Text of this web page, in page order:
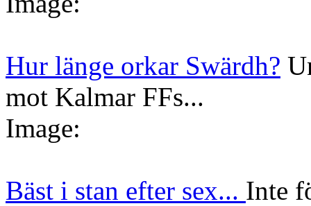
Hur länge orkar Swärdh?
mot Kalmar FFs...
Image:
Bäst i stan efter sex... Inte